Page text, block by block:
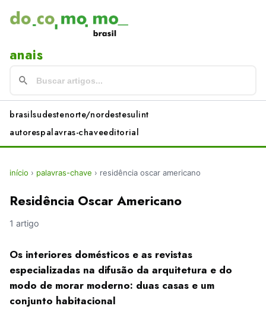
anais
brasilsudestenorte/nordestesulint
autorespalavras-chaveeditorial
início › palavras-chave › residência oscar americano
Residência Oscar Americano
1 artigo
Os interiores domésticos e as revistas
especializadas na difusão da arquitetura e do
modo de morar moderno: duas casas e um
conjunto habitacional